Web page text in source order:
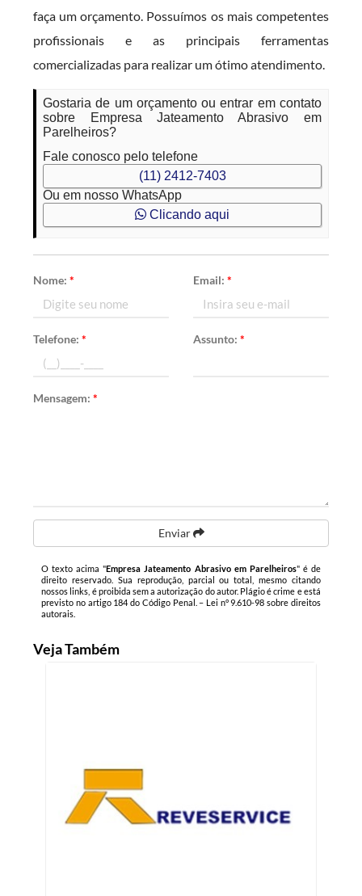
faça um orçamento. Possuímos os mais competentes
profissionais e as principais ferramentas
comercializadas para realizar um ótimo atendimento.
Gostaria de um orçamento ou entrar em contato
sobre Empresa Jateamento Abrasivo em
Parelheiros?
Fale conosco pelo telefone
(11) 2412-7403
Ou em nosso WhatsApp
Clicando aqui
Nome:* Email: *
Telefone:* Assunto: *
Mensagem:*
Enviar
O texto acima "Empresa Jateamento Abrasivo em Parelheiros" é de
direito reservado. Sua reprodução, parcial ou total, mesmo citando
nossos links, é proibida sem a autorização do autor. Plágio é crime e está
previsto no artigo 184 do Código Penal. – Lei n° 9.610-98 sobre direitos
autorais
Veja Também